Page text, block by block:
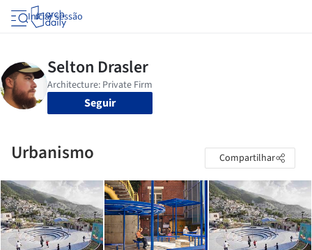
Iniciar sessão
Seguir
Urbanismo Compartilhar